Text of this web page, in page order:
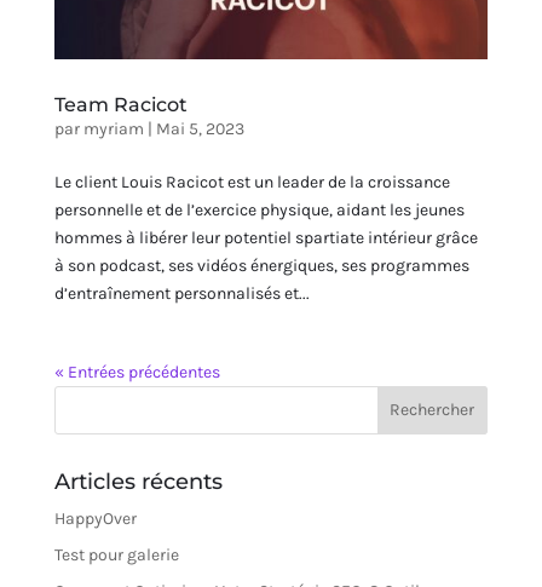
Team Racicot
par myriam | Mai 5, 2023
Le client Louis Racicot est un leader de la croissance
personnelle et de l’exercice physique, aidant les jeunes
hommes à libérer leur potentiel spartiate intérieur grâce
à son podcast, ses vidéos énergiques, ses programmes
d’entraînement personnalisés et...
« Entrées précédentes
Articles récents
HappyOver
Test pour galerie